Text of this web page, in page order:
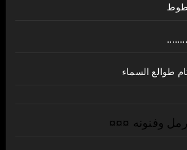
طوالع السماء
وفنونه ¤¤¤